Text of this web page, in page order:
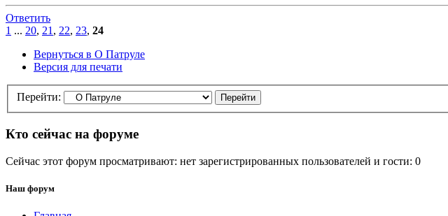
Ответить
1 ... 20, 21, 22, 23, 24
Вернуться в О Патруле
Версия для печати
Перейти:
Кто сейчас на форуме
Сейчас этот форум просматривают: нет зарегистрированных пользователей и гости: 0
Наш форум